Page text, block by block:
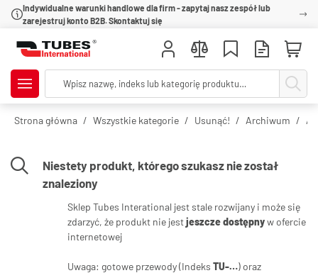
Indywidualne warunki handlowe dla firm - zapytaj nasz zespół lub
zarejestruj konto B2B. Skontaktuj się
Strona główna Wszystkie kategorie Usunąć! Archiwum
Niestety produkt, którego szukasz nie został
znaleziony
Sklep Tubes Interational jest stale rozwijany i może się
zdarzyć, że produkt nie jestjeszcze dostępnyw ofercie
internetowej
Uwaga: gotowe przewody (Indeks TU-…) oraz